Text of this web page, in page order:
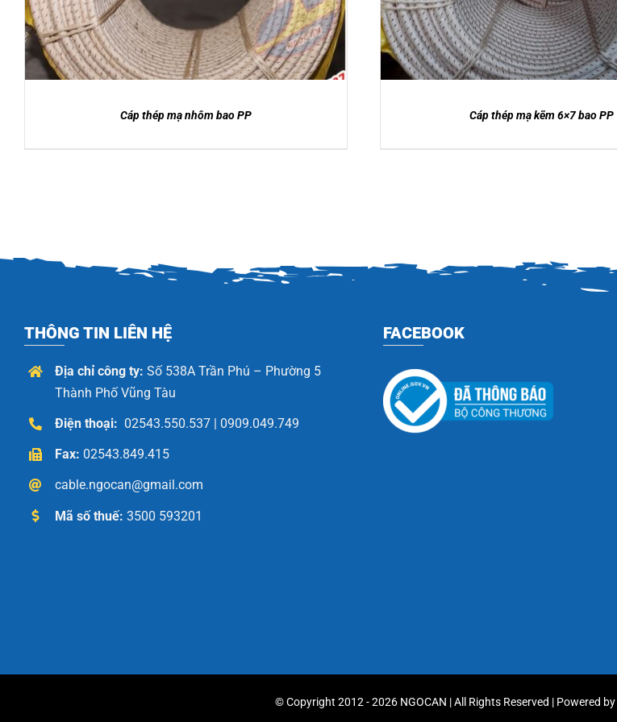
Cáp thép mạ nhôm bao PP
sao
Cáp thép mạ kẽm 6×7 bao PP
THÔNG TIN LIÊN HỆ
Địa chỉ công ty: Số 538A Trần Phú – Phường 5
Thành Phố Vũng Tàu
Điện thoại: 02543.550.537 | 0909.049.749
Fax: 02543.849.415
cable.ngocan@gmail.com
Mã số thuế: 3500 593201
FACEBOOK
© Copyright 2012 - 2026 NGOCAN | All Rights Reserved | Powered by